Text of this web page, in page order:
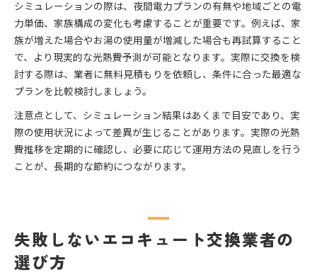
シミュレーションの際は、夜間電力プランの有無や地域ごとの電
力単価、家族構成の変化も考慮することが重要です。例えば、家
族が増えた場合やお湯の使用量が増減した場合も再試算すること
で、より現実的な光熱費予測が可能となります。実際に交換を検
討する際は、業者に無料見積もりを依頼し、条件に合った最適な
プランを比較検討しましょう。
注意点として、シミュレーション結果はあくまで目安であり、実
際の使用状況によって差異が生じることがあります。実際の光熱
費推移を定期的に確認し、必要に応じて運用方法の見直しを行う
ことが、長期的な節約につながります。
失敗しないエコキュート交換業者の
選び方